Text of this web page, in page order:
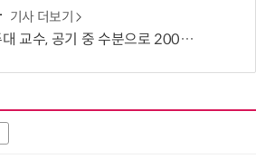
기사 더보기
, 공기 중 수분으로 200㎛ 피부 부착 전지 개발